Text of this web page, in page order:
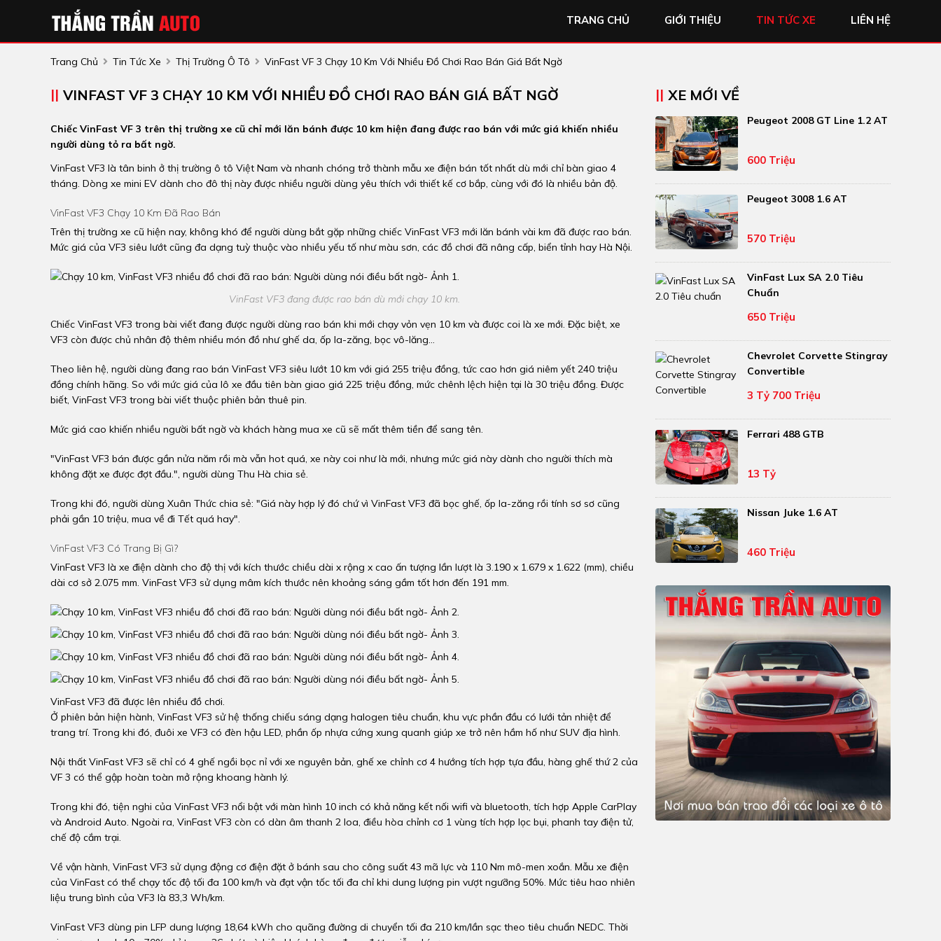
TRANG CHỦ GIỚI THIỆU TIN TỨC XE LIÊN HỆ
Trang Chủ Tin Tức Xe Thị Trường Ô Tô VinFast VF 3 Chạy 10 Km Với Nhiều Đồ Chơi Rao Bán Giá Bất Ngờ
VINFAST VF 3 CHẠY 10 KM VỚI NHIỀU ĐỒ CHƠI RAO BÁN GIÁ BẤT NGỜ
Chiếc VinFast VF 3 trên thị trường xe cũ chỉ mới lăn bánh được 10 km hiện đang được rao bán với mức giá khiến nhiều
người dùng tỏ ra bất ngờ.
VinFast VF3 là tân binh ở thị trường ô tô Việt Nam và nhanh chóng trở thành mẫu xe điện bán tốt nhất dù mới chỉ bàn giao 4
tháng. Dòng xe mini EV dành cho đô thị này được nhiều người dùng yêu thích với thiết kế cơ bắp, cùng với đó là nhiều bản độ.
VinFast VF3 Chạy 10 Km Đã Rao Bán
Trên thị trường xe cũ hiện nay, không khó để người dùng bắt gặp những chiếc VinFast VF3 mới lăn bánh vài km đã được rao bán.
Mức giá của VF3 siêu lướt cũng đa dạng tuỳ thuộc vào nhiều yếu tố như màu sơn, các đồ chơi đã nâng cấp, biển tỉnh hay Hà Nội.
VinFast VF3 đang được rao bán dù mới chạy 10 km.
Chiếc VinFast VF3 trong bài viết đang được người dùng rao bán khi mới chạy vỏn vẹn 10 km và được coi là xe mới. Đặc biệt, xe
VF3 còn được chủ nhân độ thêm nhiều món đồ như ghế da, ốp la-zăng, bọc vô-lăng...
Theo liên hệ, người dùng đang rao bán VinFast VF3 siêu lướt 10 km với giá 255 triệu đồng, tức cao hơn giá niêm yết 240 triệu
đồng chính hãng. So với mức giá của lô xe đầu tiên bàn giao giá 225 triệu đồng, mức chênh lệch hiện tại là 30 triệu đồng. Được
biết, VinFast VF3 trong bài viết thuộc phiên bản thuê pin.
Mức giá cao khiến nhiều người bất ngờ và khách hàng mua xe cũ sẽ mất thêm tiền để sang tên.
"VinFast VF3 bán được gần nửa năm rồi mà vẫn hot quá, xe này coi như là mới, nhưng mức giá này dành cho người thích mà
không đặt xe được đợt đầu.", người dùng Thu Hà chia sẻ.
Trong khi đó, người dùng Xuân Thức chia sẻ: "Giá này hợp lý đó chứ vì VinFast VF3 đã bọc ghế, ốp la-zăng rồi tính sơ sơ cũng
phải gần 10 triệu, mua về đi Tết quá hay".
VinFast VF3 Có Trang Bị Gì?
VinFast VF3 là xe điện dành cho độ thị với kích thước chiều dài x rộng x cao ấn tượng lần lượt là 3.190 x 1.679 x 1.622 (mm), chiều
dài cơ sở 2.075 mm. VinFast VF3 sử dụng mâm kích thước nên khoảng sáng gầm tốt hơn đến 191 mm.
VinFast VF3 đã được lên nhiều đồ chơi.
Ở phiên bản hiện hành, VinFast VF3 sử hệ thống chiếu sáng dạng halogen tiêu chuẩn, khu vực phần đầu có lưới tản nhiệt để
trang trí. Trong khi đó, đuôi xe VF3 có đèn hậu LED, phần ốp nhựa cứng xung quanh giúp xe trở nên hầm hố như SUV địa hình.
Nội thất VinFast VF3 sẽ chỉ có 4 ghế ngồi bọc nỉ với xe nguyên bản, ghế xe chỉnh cơ 4 hướng tích hợp tựa đầu, hàng ghế thứ 2 của
VF 3 có thể gập hoàn toàn mở rộng khoang hành lý.
Trong khi đó, tiện nghi của VinFast VF3 nổi bật với màn hình 10 inch có khả năng kết nối wifi và bluetooth, tích hợp Apple CarPlay
và Android Auto. Ngoài ra, VinFast VF3 còn có dàn âm thanh 2 loa, điều hòa chỉnh cơ 1 vùng tích hợp lọc bụi, phanh tay điện tử,
chế độ cắm trại.
Về vận hành, VinFast VF3 sử dụng động cơ điện đặt ở bánh sau cho công suất 43 mã lực và 110 Nm mô-men xoắn. Mẫu xe điện
của VinFast có thể chạy tốc độ tối đa 100 km/h và đạt vận tốc tối đa chỉ khi dung lượng pin vượt ngưỡng 50%. Mức tiêu hao nhiên
liệu trung bình của VF3 là 83,3 Wh/km.
VinFast VF3 dùng pin LFP dung lượng 18,64 kWh cho quãng đường di chuyển tối đa 210 km/lần sạc theo tiêu chuẩn NEDC. Thời
XE MỚI VỀ
Peugeot 2008 GT Line 1.2 AT
600 Triệu
Peugeot 3008 1.6 AT
570 Triệu
VinFast Lux SA 2.0 Tiêu
Chuẩn
650 Triệu
Chevrolet Corvette Stingray
Convertible
3 Tỷ 700 Triệu
Ferrari 488 GTB
13 Tỷ
Nissan Juke 1.6 AT
460 Triệu